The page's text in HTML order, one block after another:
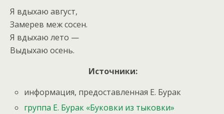
Я вдыхаю август,
Замерев меж сосен.
Я вдыхаю лето —
Выдыхаю осень.
Источники:
информация, предоставленная Е. Бурак
группа Е. Бурак «Буковки из тыковки»